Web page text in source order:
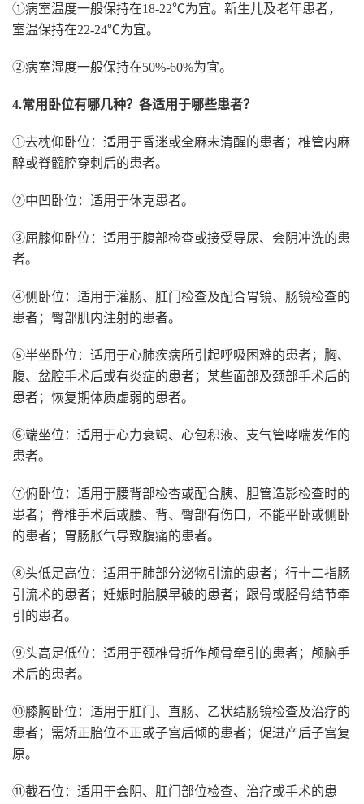
①病室温度一般保持在18-22℃为宜。新生儿及老年患者，
室温保持在22-24℃为宜。
②病室湿度一般保持在50%-60%为宜。
4.常用卧位有哪几种？各适用于哪些患者？
①去枕仰卧位：适用于昏迷或全麻未清醒的患者；椎管内麻
醉或脊髓腔穿刺后的患者。
②中凹卧位：适用于休克患者。
③屈膝仰卧位：适用于腹部检查或接受导尿、会阴冲洗的患
者。
④侧卧位：适用于灌肠、肛门检查及配合胃镜、肠镜检查的
患者；臀部肌内注射的患者。
⑤半坐卧位：适用于心肺疾病所引起呼吸困难的患者；胸、
腹、盆腔手术后或有炎症的患者；某些面部及颈部手术后的
患者；恢复期体质虚弱的患者。
⑥端坐位：适用于心力衰竭、心包积液、支气管哮喘发作的
患者。
⑦俯卧位：适用于腰背部检杳或配合胰、胆管造影检查时的
患者；脊椎手术后或腰、背、臀部有伤口，不能平卧或侧卧
的患者；胃肠胀气导致腹痛的患者。
⑧头低足高位：适用于肺部分泌物引流的患者；行十二指肠
引流术的患者；妊娠时胎膜早破的患者；跟骨或胫骨结节牵
引的患者。
⑨头高足低位：适用于颈椎骨折作颅骨牵引的患者；颅脑手
术后的患者。
⑩膝胸卧位：适用于肛门、直肠、乙状结肠镜检查及治疗的
患者；需矫正胎位不正或子宫后倾的患者；促进产后子宫复
原。
⑪截石位：适用于会阴、肛门部位检查、治疗或手术的患